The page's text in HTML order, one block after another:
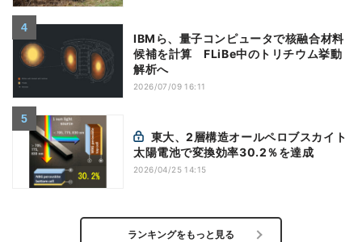
IBMら、量子コンピュータで核融合材料
候補を計算 FLiBe中のトリチウム挙動
解析へ
2026/07/09 16:11
太陽電池で変換効率30.2％を達成
2026/04/25 14:15
ランキングをもっと見る